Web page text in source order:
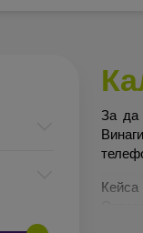
За да